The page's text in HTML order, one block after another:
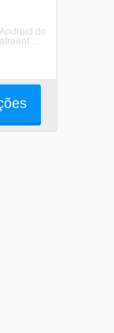
do
...